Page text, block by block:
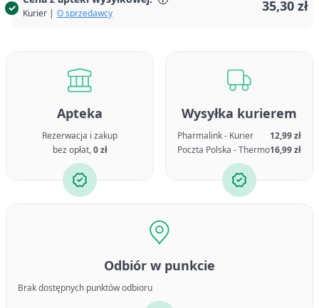
Kurier | O sprzedawcy 35,30 zł
Apteka
Rezerwacja i zakup
bez opłat,0 zł
Wysyłka kurierem
Pharmalink - Kurier
12,99 zł
Poczta Polska - Thermo16,99 zł
Odbiór w punkcie
Brak dostępnych punktów odbioru